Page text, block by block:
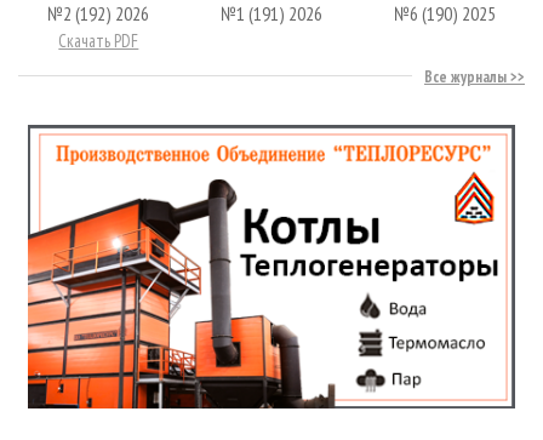
№2 (192) 2026
Скачать PDF
№1 (191) 2026 №6 (190) 2025
Все журналы